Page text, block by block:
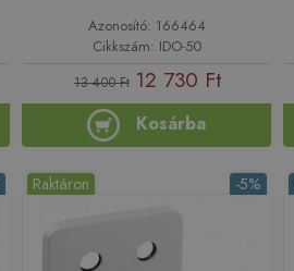
Azonosító: 166464
Cikkszám: IDO-50
13 400 Ft 12 730 Ft
Kosárba
-5%
Raktáron